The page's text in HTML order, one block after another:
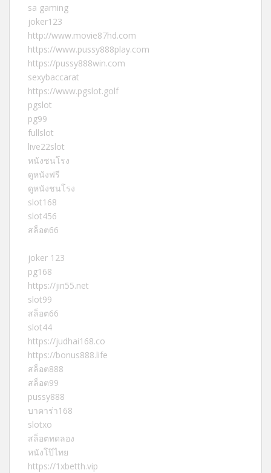
sa gaming
joker123
http://www.movie87hd.com
https://www.pussy888play.com
https://pussy888win.com
sexybaccarat
https://www.pgslot.golf
pgslot
pg99
fullslot
live22slot
หนังชนโรง
ดูหนังฟรี
ดูหนังชนโรง
slot168
slot456
สล็อต66
joker 123
pg168
https://jin55.net
slot99
สล็อต66
slot44
https://judhai168.co
https://bonus888.life
สล็อต888
สล็อต99
pussy888
บาคาร่า168
slotxo
สล็อตทดลอง
หนังโป๊ไทย
https://1xbetth.vip